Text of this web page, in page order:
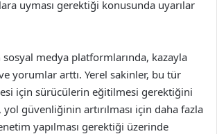
uyması gerektiği konusunda uyarılar
sosyal medya platformlarında, kazayla
yorumlar arttı. Yerel sakinler, bu tür
için sürücülerin eğitilmesi gerektiğini
yol güvenliğinin artırılması için daha fazla
yapılması gerektiği üzerinde